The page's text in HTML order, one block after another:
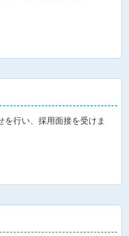
を行い、採用面接を受けま